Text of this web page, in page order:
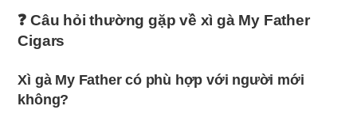
❓ Câu hỏi thường gặp về xì gà My Father
Cigars
Xì gà My Father có phù hợp với người mới
không?